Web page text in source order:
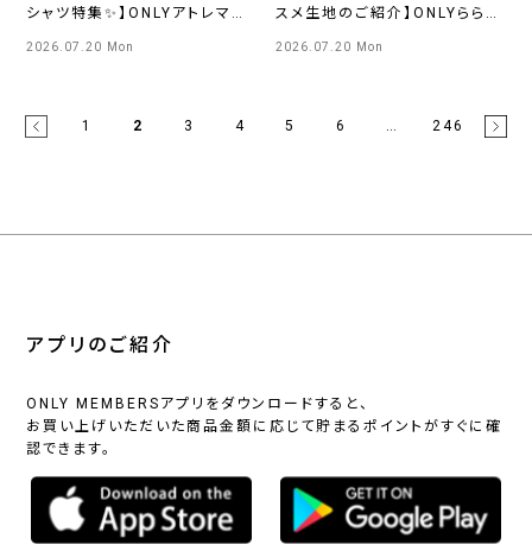
シャツ特集✨】ONLYアトレマル
2026.07.20 Mon
スメ生地のご紹介】ONLYららぽ
2026.07.20 Mon
1 2 3 4 5 6 … 246
アプリのご紹介
ONLY MEMBERSアプリをダウンロードすると、
お買い上げいただいた商品金額に応じて貯まるポイントがすぐに確
認できます。